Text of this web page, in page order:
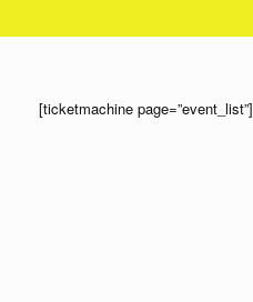
[ticketmachine page=”event_list”]